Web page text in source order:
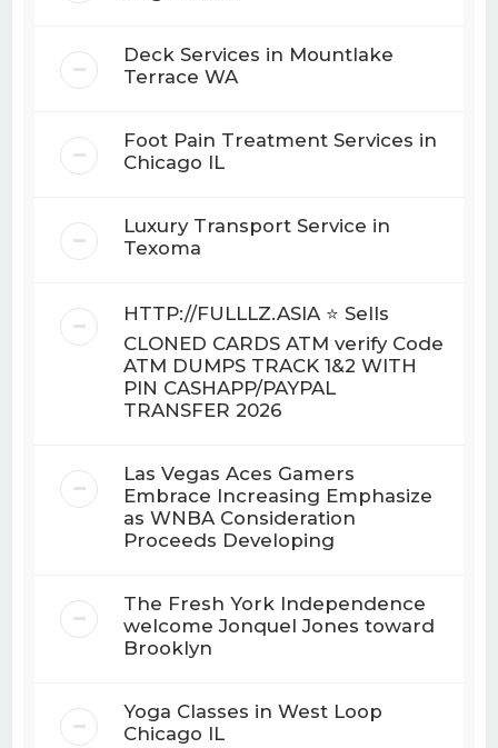
Deck Services in Mountlake
Terrace WA
Foot Pain Treatment Services in
Chicago IL
Luxury Transport Service in
Texoma
HTTP://FULLLZ.ASIA ⭐️ Sells
CLONED CARDS ATM verify Code
ATM DUMPS TRACK 1&2 WITH
PIN CASHAPP/PAYPAL
TRANSFER 2026
Las Vegas Aces Gamers
Embrace Increasing Emphasize
as WNBA Consideration
Proceeds Developing
The Fresh York Independence
welcome Jonquel Jones toward
Brooklyn
Yoga Classes in West Loop
Chicago IL